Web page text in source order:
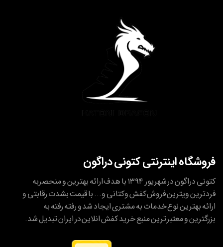
فروشگاه اینترنتی کتونی دراگون
کتونی دراگون در شهریور ۱۳۹۴ با هدف ارائه بهترین و منحصربه
فردترین ویترین فروش کفش وکتانی و... با قیمت بشدت رقابتی و
ارائه بهترین نوع خدمات به مشتری ایجاد شد و رفته رفته به
بزرگترین و معتبر ترین منبع خرید کفش انلاین در ایران تبدیل شد.